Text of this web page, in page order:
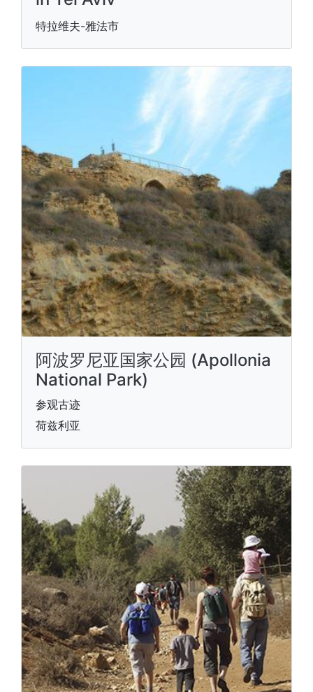
特拉维夫-雅法市
阿波罗尼亚国家公园 (Apollonia
National Park)
参观古迹
荷兹利亚